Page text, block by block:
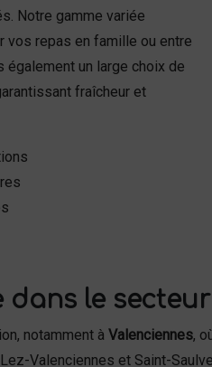
Notre gamme variée
vos repas en famille ou entre
également un large choix de
fraîcheur et
le
notamment à Valenciennes,
Valenciennes et Saint-